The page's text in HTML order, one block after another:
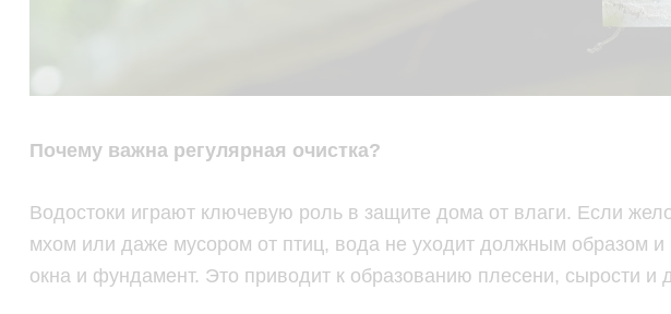
Почему важна регулярная очистка?
Водостоки играют ключевую роль в защите дома от влаги. Если
мхом или даже мусором от птиц, вода не уходит должным образом и
окна и фундамент. Это приводит к образованию плесени, сырости и